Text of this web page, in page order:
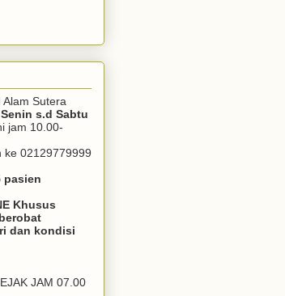
Alam Sutera
Senin s.d Sabtu
jam 10.00-
ke 02129779999
pasien
Khusus
dan kondisi
JAM 07.00